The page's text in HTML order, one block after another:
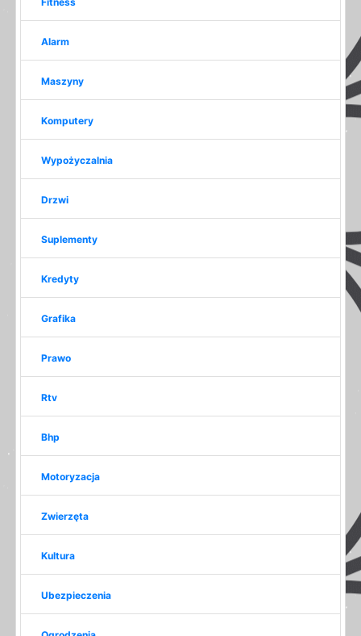
Alarm
Maszyny
Komputery
Wypożyczalnia
Drzwi
Suplementy
Kredyty
Grafika
Prawo
Rtv
Bhp
Motoryzacja
Zwierzęta
Kultura
Ubezpieczenia